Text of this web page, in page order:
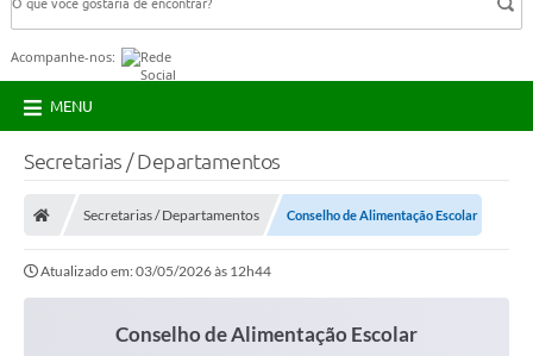
Acompanhe-nos:
MENU
Secretarias / Departamentos
Secretarias / Departamentos Conselho de Alimentação Escolar
Atualizado em: 03/05/2026 às 12h44
Conselho de Alimentação Escolar